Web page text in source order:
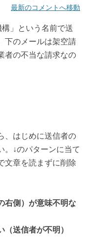
最新のコメントへ移動
」という名前で送
下のメールは架空請
者の不当な請求なの
、はじめに送信者の
。↓のパターンに当て
文章を読まずに削除
右側）が意味不明な
（送信者が不明）